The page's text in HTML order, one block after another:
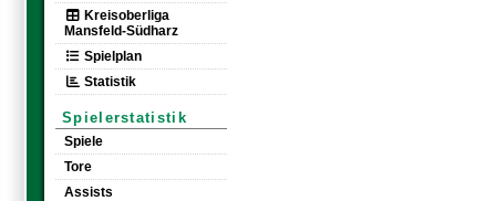
Kreisoberliga
Mansfeld-Südharz
Spielplan
Statistik
Spielerstatistik
Spiele
Tore
Assists